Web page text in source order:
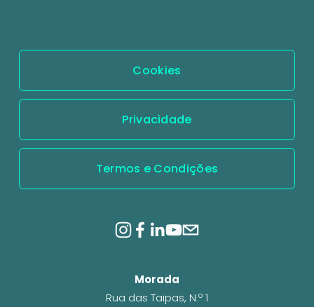
Cookies
Privacidade
Termos e Condições
Morada
Rua das Taipas, N.º 1